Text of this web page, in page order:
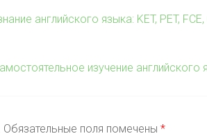
английского языка: KET, PET, FCE,
изучение английского
Обязательные поля помечены *